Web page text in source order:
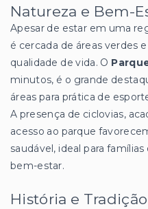
Natureza e Bem-
Apesar de estar em uma
é cercada de áreas verdes
qualidade de vida. O
minutos, é o grande
áreas para prática de
A presença de ciclovias,
acesso ao parque
saudável, ideal para
bem-estar.
História e Tradição